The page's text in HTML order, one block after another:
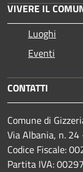
VIVERE IL
Luoghi
Eventi
CONTATTI
Comune di
Via Albania, n.
Codice Fiscale:
Partita IVA: